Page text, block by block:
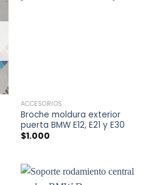
ACCESORIOS
Broche moldura exterior
puerta BMW E12, E21 y E30
$1.000